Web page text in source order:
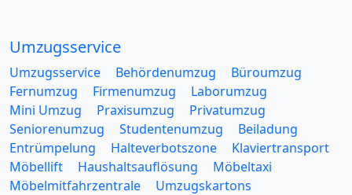
Umzugsservice
Umzugsservice Behördenumzug
Büroumzug
Fernumzug
Firmenumzug
Laborumzug
Mini Umzug
Praxisumzug
Privatumzug
Seniorenumzug
Studentenumzug
Beiladung
Entrümpelung
Halteverbotszone
Klaviertransport
Möbellift
Haushaltsauflösung
Möbeltaxi
Möbelmitfahrzentrale
Umzugskartons